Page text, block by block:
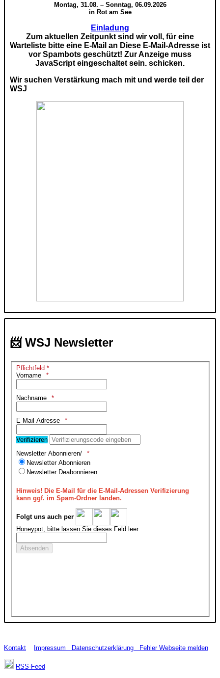
Montag, 31.08. – Sonntag, 06.09.2026
in Rot am See
Einladung
Zum aktuellen Zeitpunkt sind wir voll, für eine
Warteliste bitte eine E-Mail an Diese E-Mail-Adresse ist
vor Spambots geschützt! Zur Anzeige muss
JavaScript eingeschaltet sein. schicken.
Wir suchen Verstärkung mach mit und werde teil der
WSJ
📨 WSJ Newsletter
Pflichtfeld *
Vorname
Nachname
E-Mail-Adresse
Verifizieren
Newsletter Abonnieren/
Newsletter Abonnieren
Newsletter Deabonnieren
Hinweis! Die E-Mail für die E-Mail-Adressen Verifizierung
kann ggf. im Spam-Ordner landen.
Folgt uns auch per
Honeypot, bitte lassen Sie dieses Feld leer
Kontakt Impressum Datenschutzerklärung Fehler Webseite melden
RSS-Feed